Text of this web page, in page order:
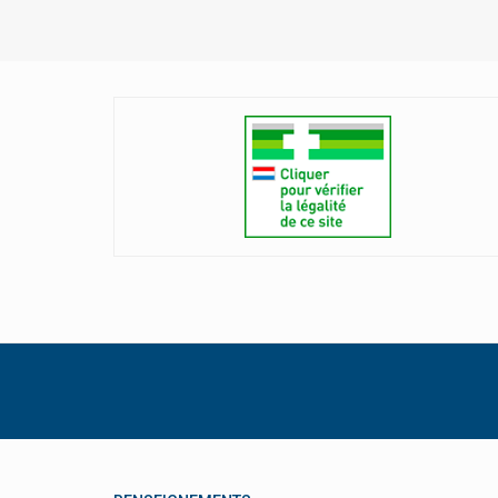
Therascience Physiomance
Tilman & Biolys Produits À Base De